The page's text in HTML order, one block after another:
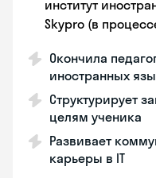
институт
Skypro (в
Окончила
иностранных
Структурирует
целям ученика
Развивает
карьеры в IT